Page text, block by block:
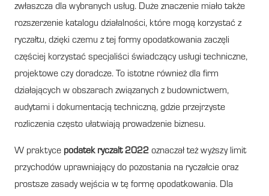
zwłaszcza dla wybranych usług. Duże znaczenie miało także
rozszerzenie katalogu działalności, które mogą korzystać z
ryczałtu, dzięki czemu z tej formy opodatkowania zaczęli
częściej korzystać specjaliści świadczący usługi techniczne,
projektowe czy doradcze. To istotne również dla firm
działających w obszarach związanych z budownictwem,
audytami i dokumentacją techniczną, gdzie przejrzyste
rozliczenia często ułatwiają prowadzenie biznesu.
W praktyce podatek ryczalt 2022 oznaczał też wyższy limit
przychodów uprawniający do pozostania na ryczałcie oraz
prostsze zasady wejścia w tę formę opodatkowania. Dla